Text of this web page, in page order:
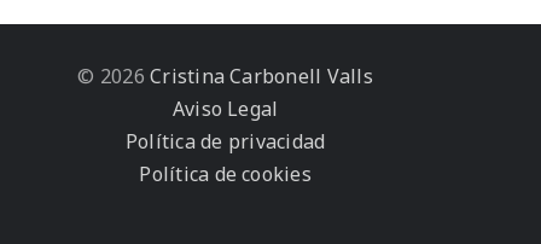
© 2026 Cristina Carbonell Valls
Aviso Legal
Política de privacidad
Política de cookies